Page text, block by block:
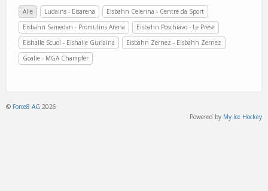
Alle Ludains - Eisarena
Eisbahn Celerina - Centre da Sport
Eisbahn Samedan - Promulins Arena
Eisbahn Poschiavo - Le Prese
Eishalle Scuol - Eishalle Gurlaina
Eisbahn Zernez - Eisbahn Zernez
Goalie - MGA Champfèr
© Force8 AG 2026
Powered by My Ice Hockey